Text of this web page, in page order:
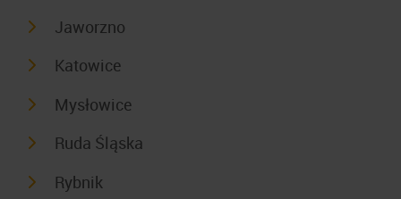
Jaworzno
Katowice
Mysłowice
Ruda Śląska
Rybnik